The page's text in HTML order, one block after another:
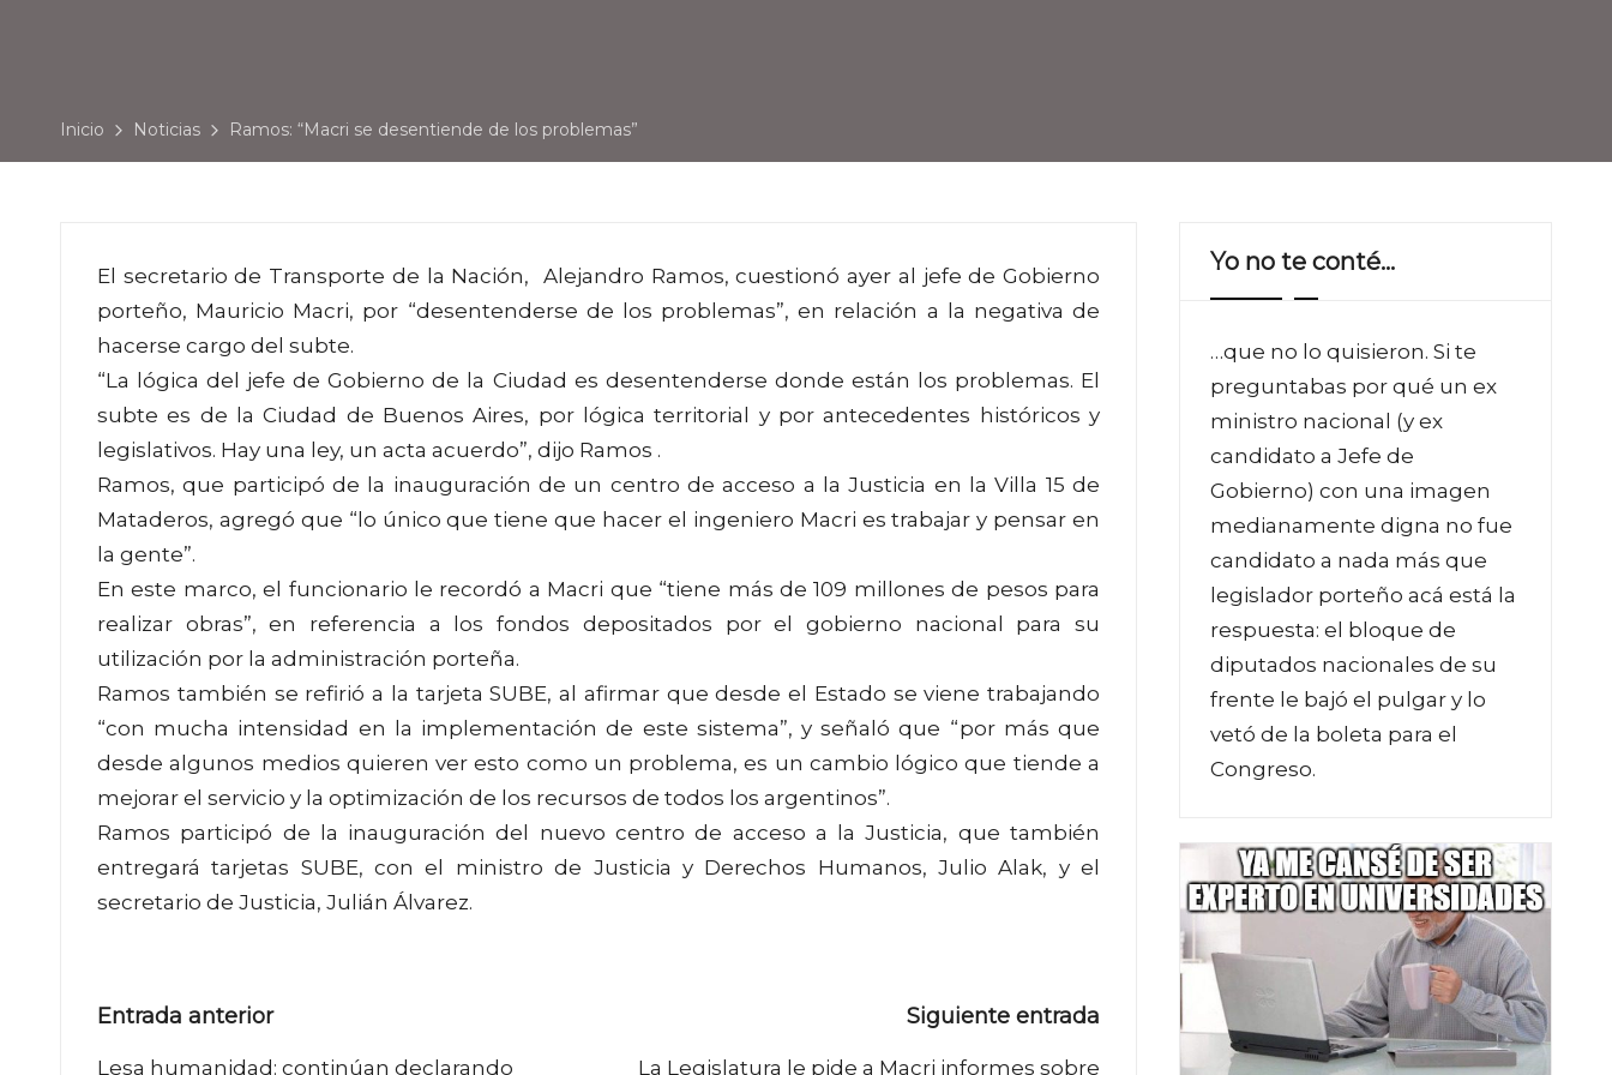
Inicio Noticias Ramos: “Macri se desentiende de los problemas”
El secretario de Transporte de la Nación, Alejandro Ramos, cuestionó ayer al jefe de Gobierno
porteño, Mauricio Macri, por “desentenderse de los problemas”, en relación a la negativa de
hacerse cargo del subte.
“La lógica del jefe de Gobierno de la Ciudad es desentenderse donde están los problemas. El
subte es de la Ciudad de Buenos Aires, por lógica territorial y por antecedentes históricos y
legislativos. Hay una ley, un acta acuerdo”, dijo Ramos .
Ramos, que participó de la inauguración de un centro de acceso a la Justicia en la Villa 15 de
Mataderos, agregó que “lo único que tiene que hacer el ingeniero Macri es trabajar y pensar en
la gente”.
En este marco, el funcionario le recordó a Macri que “tiene más de 109 millones de pesos para
realizar obras”, en referencia a los fondos depositados por el gobierno nacional para su
utilización por la administración porteña.
Ramos también se refirió a la tarjeta SUBE, al afirmar que desde el Estado se viene trabajando
“con mucha intensidad en la implementación de este sistema”, y señaló que “por más que
desde algunos medios quieren ver esto como un problema, es un cambio lógico que tiende a
mejorar el servicio y la optimización de los recursos de todos los argentinos”.
Ramos participó de la inauguración del nuevo centro de acceso a la Justicia, que también
entregará tarjetas SUBE, con el ministro de Justicia y Derechos Humanos, Julio Alak, y el
secretario de Justicia, Julián Álvarez.
Navegación
Entrada anterior
Lesa humanidad: continúan declarando
Siguiente entrada
La Legislatura le pide a Macri informes sobre
Yo no te conté…
…que no lo quisieron. Si te
preguntabas por qué un ex
ministro nacional (y ex
candidato a Jefe de
Gobierno) con una imagen
medianamente digna no fue
candidato a nada más que
legislador porteño acá está la
respuesta: el bloque de
diputados nacionales de su
frente le bajó el pulgar y lo
vetó de la boleta para el
Congreso.